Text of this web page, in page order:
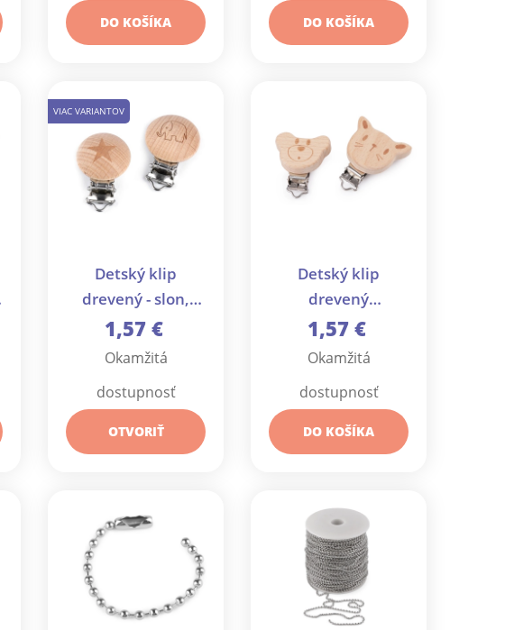
DO KOŠÍKA DO KOŠÍKA
VIAC VARIANTOV
Detský klip
drevený - slon,
hviezda, smajlík - 1
1,57 €
Okamžitá
dostupnosť
OTVORIŤ
Detský klip
drevený
medvedík, mačka -
1 ks
1,57 €
Okamžitá
dostupnosť
DO KOŠÍKA